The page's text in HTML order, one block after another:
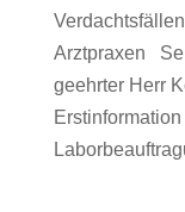
Arztpraxen
geehrter Herr